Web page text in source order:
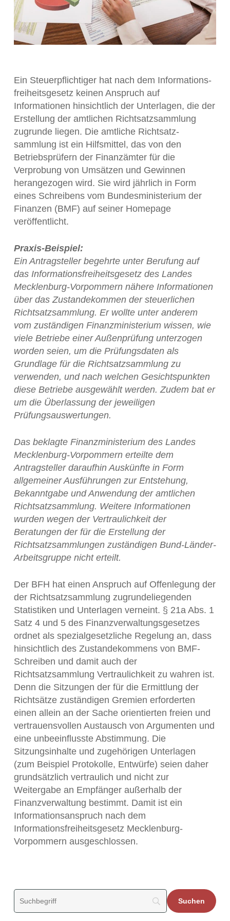
Ein Steuerpflichtiger hat nach dem Informations­
freiheits­gesetz keinen Anspruch auf
Informationen hinsichtlich der Unterlagen, die der
Erstellung der amtlichen Richtsatz­sammlung
zugrunde liegen. Die amtliche Richtsatz­
sammlung ist ein Hilfsmittel, das von den
Betriebs­prüfern der Finanzämter für die
Verprobung von Umsätzen und Gewinnen
herangezogen wird. Sie wird jährlich in Form
eines Schreibens vom Bundesministerium der
Finanzen (BMF) auf seiner Homepage
veröffentlicht.
Praxis-Beispiel:
Ein Antragsteller begehrte unter Berufung auf
das Informationsfreiheitsgesetz des Landes
Mecklenburg-Vorpommern nähere Informationen
über das Zustandekommen der steuerlichen
Richtsatzsammlung. Er wollte unter anderem
vom zuständigen Finanzministerium wissen, wie
viele Betriebe einer Außenprüfung unterzogen
worden seien, um die Prüfungsdaten als
Grundlage für die Richtsatzsammlung zu
verwenden, und nach welchen Gesichtspunkten
diese Betriebe ausgewählt werden. Zudem bat er
um die Überlassung der jeweiligen
Prüfungsauswertungen.
Das beklagte Finanzministerium des Landes
Mecklenburg-Vorpommern erteilte dem
Antragsteller daraufhin Auskünfte in Form
allgemeiner Ausführungen zur Entstehung,
Bekanntgabe und Anwendung der amtlichen
Richtsatzsammlung. Weitere Informationen
wurden wegen der Vertraulichkeit der
Beratungen der für die Erstellung der
Richtsatzsammlungen zuständigen Bund-Länder-
Arbeitsgruppe nicht erteilt.
Der BFH hat einen Anspruch auf Offenlegung der
der Richtsatzsammlung zugrundeliegenden
Statistiken und Unterlagen verneint. § 21a Abs. 1
Satz 4 und 5 des Finanzverwaltungsgesetzes
ordnet als spezialgesetzliche Regelung an, dass
hinsichtlich des Zustandekommens von BMF-
Schreiben und damit auch der
Richtsatzsammlung Vertraulichkeit zu wahren ist.
Denn die Sitzungen der für die Ermittlung der
Richtsätze zuständigen Gremien erforderten
einen allein an der Sache orientierten freien und
vertrauensvollen Austausch von Argumenten und
eine unbeeinflusste Abstimmung. Die
Sitzungsinhalte und zugehörigen Unterlagen
(zum Beispiel Protokolle, Entwürfe) seien daher
grundsätzlich vertraulich und nicht zur
Weitergabe an Empfänger außerhalb der
Finanzverwaltung bestimmt. Damit ist ein
Informationsanspruch nach dem
Informationsfreiheitsgesetz Mecklenburg-
Vorpommern ausgeschlossen.